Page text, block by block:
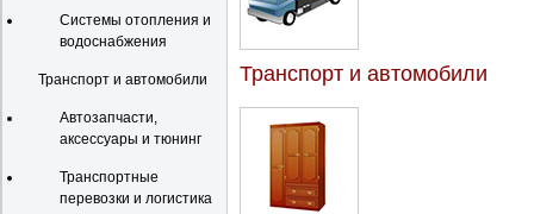
Системы отопления и
водоснабжения
Транспорт и автомобили
Автозапчасти,
аксессуары и тюнинг
Транспортные
перевозки и логистика
Транспорт и автомобили